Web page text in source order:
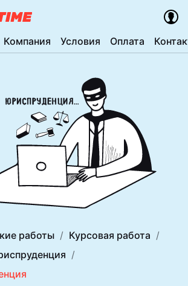
Компания Условия Оплата
работы
Курсовая работа